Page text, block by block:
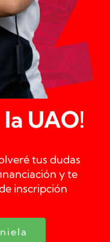
la UAO!
tus dudas
y te
inscripción